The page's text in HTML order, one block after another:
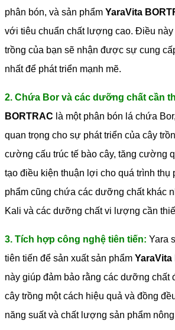
phân bón, và sản phẩm YaraVita
với tiêu chuẩn chất lượng cao. Điều này
trồng của bạn sẽ nhận được sự cung
nhất để phát triển mạnh mẽ.
2. Chứa Bor và các dưỡng chất cần
BORTRAC là một phân bón lá chứa
quan trọng cho sự phát triển của cây
cường cấu trúc tế bào cây, tăng cường
tạo điều kiện thuận lợi cho quá trình thụ
phẩm cũng chứa các dưỡng chất khác
Kali và các dưỡng chất vi lượng cần
3. Tích hợp công nghệ tiên tiến: Yara
tiên tiến để sản xuất sản phẩm YaraVita
này giúp đảm bảo rằng các dưỡng chất
cây trồng một cách hiệu quả và đồng
năng suất và chất lượng sản phẩm